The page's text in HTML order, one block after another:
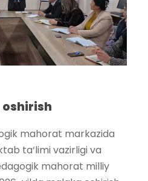
mahorat markazida
ta‘limi vazirligi va
mahorat milliy